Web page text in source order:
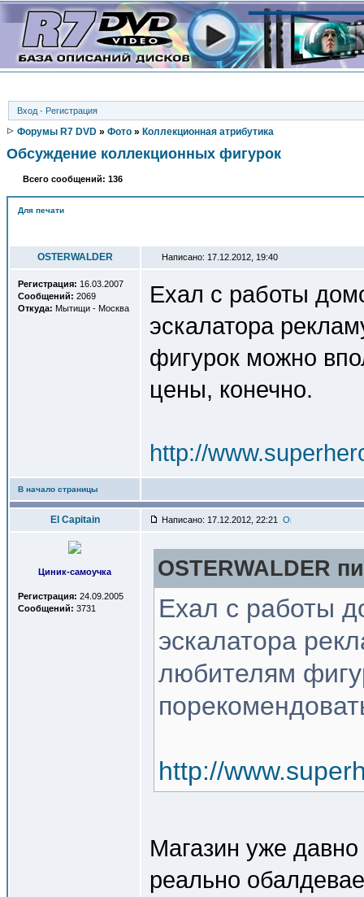
Вход · Регистрация
Форумы R7 DVD » Фото » Коллекционная атрибутика
Обсуждение коллекционных фигурок
Всего сообщений: 136
Для печати
OSTERWALDER Написано: 17.12.2012, 19:40
Регистрация: 16.03.2007
Сообщений: 2069
Откуда: Мытищи - Москва
Ехал с работы
эскалатора
фигурок можно
цены, конечно.
http://
В начало страницы
El Capitain Написано: 17.12.2012, 22:21
Циник-самоучка
Регистрация: 24.09.2005
Сообщений: 3731
OSTERWALDER
Ехал с работы
эскалатора
любителям
http://
Магазин уже
реально